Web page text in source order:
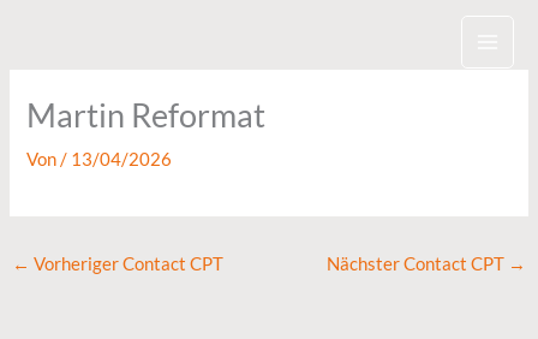
Martin Reformat
Von/ 13/04/2026
← Vorheriger Contact CPT Nächster Contact CPT →